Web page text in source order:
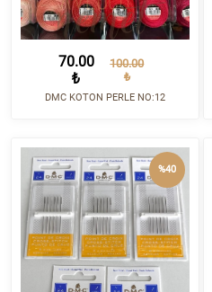
70.00
₺
100.00
₺
DMC KOTON PERLE NO:12
%40